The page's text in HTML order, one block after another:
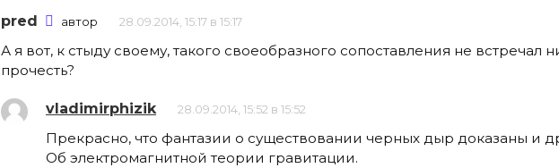
pred автор 28.09.2014, 15:17 в 15:17
А я вот, к стыду своему, такого своеобразного сопоставления не
прочесть?
vladimirphizik 28.09.2014, 15:52 в 15:52
Прекрасно, что фантазии о существовании черных дыр доказаны и
Об электромагнитной теории гравитации.